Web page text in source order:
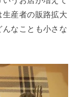
産者の販路拡大
なことも小さな